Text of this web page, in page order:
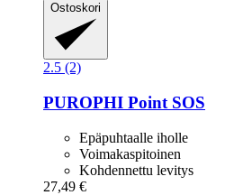
Ostoskori
2.5 (2)
PUROPHI Point SOS
Epäpuhtaalle iholle
Voimakaspitoinen
Kohdennettu levitys
27,49 €